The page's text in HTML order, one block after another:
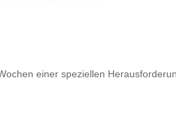
einer speziellen